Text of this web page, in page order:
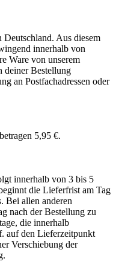
Aus diesem
innerhalb von
Ware von unserem
deiner Bestellung
an Postfachadressen oder
5,95 €.
innerhalb von 3 bis 5
die Lieferfrist am Tag
Bei allen anderen
nach der Bestellung zu
die innerhalb
auf den Lieferzeitpunkt
Verschiebung der